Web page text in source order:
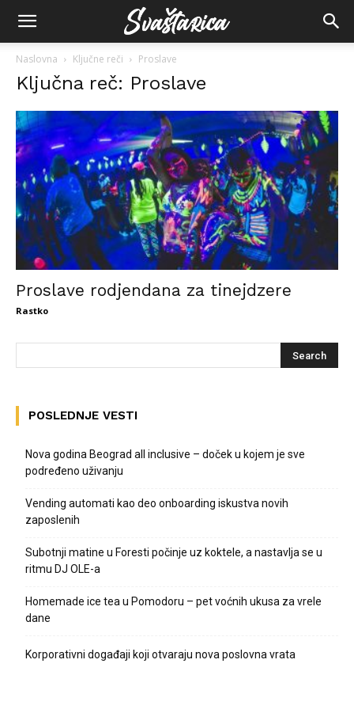
Naslovna Ključne reči Proslave
Ključna reč: Proslave
Proslave rodjendana za tinejdzere
Rastko
POSLEDNJE VESTI
Nova godina Beograd all inclusive – doček u kojem je sve
podređeno uživanju
Vending automati kao deo onboarding iskustva novih
zaposlenih
Subotnji matine u Foresti počinje uz koktele, a nastavlja se u
ritmu DJ OLE-a
Homemade ice tea u Pomodoru – pet voćnih ukusa za vrele
dane
Korporativni događaji koji otvaraju nova poslovna vrata